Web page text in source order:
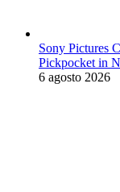
Sony Pictures
Pickpocket in
6 agosto 2026